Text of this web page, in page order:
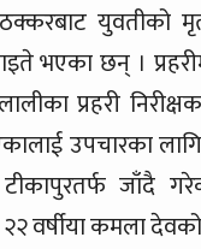
युवतीको
भएका छन् ।
प्रहरी
उपचारका
जाँदै
वर्षीया कमला